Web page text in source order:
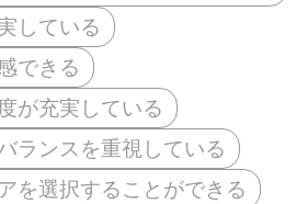
している
できる
が充実している
ランスを重視している
を選択することができる